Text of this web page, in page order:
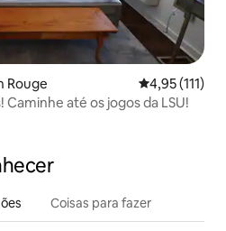
Rouge 4,95 de uma
4,95 (111)
até os jogos da LSU!
Coisas para fazer